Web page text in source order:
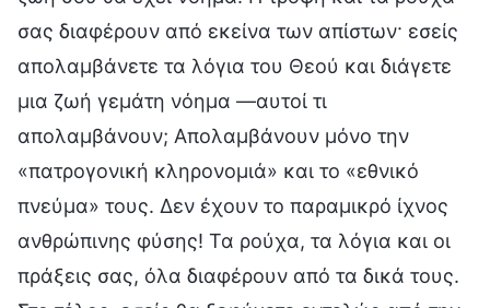
σας διαφέρουν από εκείνα των απίστων· εσείς
απολαμβάνετε τα λόγια του Θεού και διάγετε
μια ζωή γεμάτη νόημα —αυτοί τι
απολαμβάνουν; Απολαμβάνουν μόνο την
«πατρογονική κληρονομιά» και το «εθνικό
πνεύμα» τους. Δεν έχουν το παραμικρό ίχνος
ανθρώπινης φύσης! Τα ρούχα, τα λόγια και οι
πράξεις σας, όλα διαφέρουν από τα δικά τους.